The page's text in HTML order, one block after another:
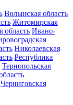
Волынская область
Житомирская
область Ивано-
Николаевская
Республика
Тернопольская
Черниговская